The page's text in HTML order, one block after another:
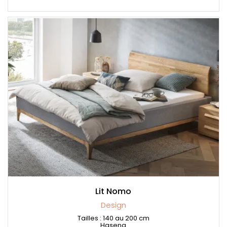
Lit Nomo
Design
Tailles : 140 au 200 cm